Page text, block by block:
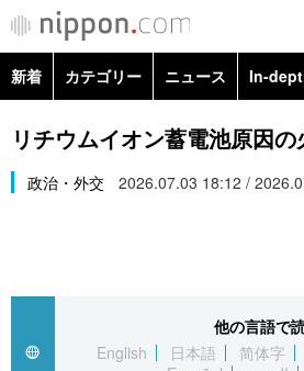
新着 カテゴリー ニュース In-
政治・外交
経済・ビジネス
社会
文化
リチウムイオン蓄電池原因
政治・外交 2026.07.03 18:12 /
他の言語で
English
日本語 简体字